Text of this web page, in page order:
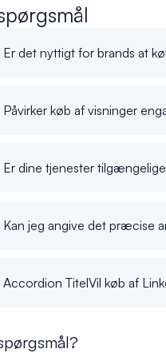
Er det nyttigt for brands at
Påvirker køb af visninger
Er dine tjenester
Kan jeg angive det præcise
Accordion TitelVil køb af